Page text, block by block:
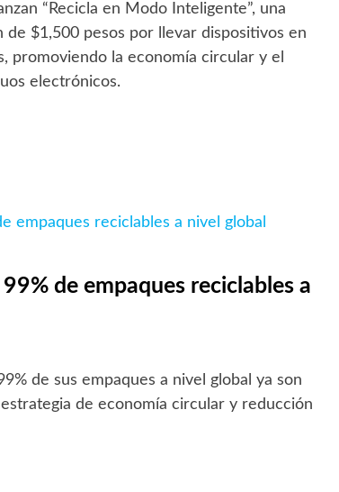
“Recicla en Modo Inteligente”, una
$1,500 pesos por llevar dispositivos en
promoviendo la economía circular y el
electrónicos.
de empaques reciclables a
de sus empaques a nivel global ya son
de economía circular y reducción